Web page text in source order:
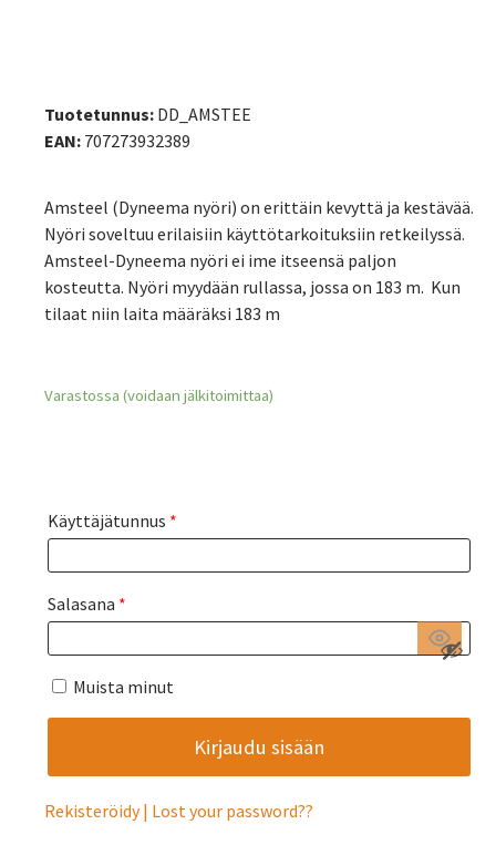
Tuotetunnus: DD_AMSTEE
EAN: 707273932389
Amsteel (Dyneema nyöri) on erittäin kevyttä ja kestävää.
Nyöri soveltuu erilaisiin käyttötarkoituksiin retkeilyssä.
Amsteel-Dyneema nyöri ei ime itseensä paljon
kosteutta. Nyöri myydään rullassa, jossa on 183 m. Kun
tilaat niin laita määräksi 183 m
Varastossa (voidaan jälkitoimittaa)
Käyttäjätunnus *
Salasana *
Muista minut
Rekisteröidy Lost your password?